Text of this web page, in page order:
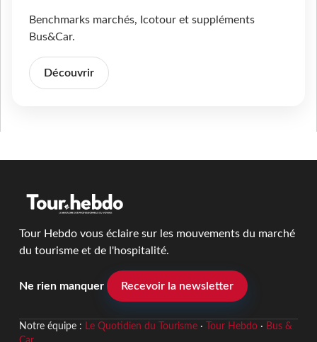
Benchmarks marchés, Icotour et suppléments
Bus&Car.
Découvrir
Tour Hebdo vous éclaire sur les mouvements du marché
du tourisme et de l'hospitalité.
Ne rien manquer Recevoir la newsletter
Notre équipe : Le Quotidien du Tourisme· Tour Hebdo· Bus &